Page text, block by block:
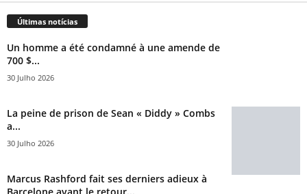
Últimas notícias
Un homme a été condamné à une amende de
700 $...
30 Julho 2026
La peine de prison de Sean « Diddy » Combs
a...
30 Julho 2026
Marcus Rashford fait ses derniers adieux à